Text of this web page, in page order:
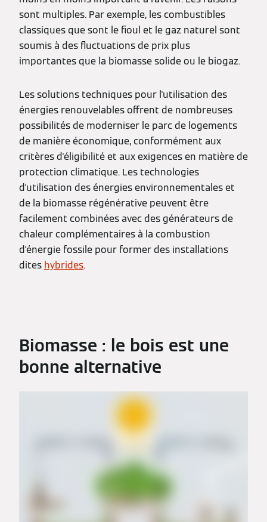
sont multiples. Par exemple, les combustibles
classiques que sont le fioul et le gaz naturel sont
soumis à des fluctuations de prix plus
importantes que la biomasse solide ou le biogaz.
Les solutions techniques pour l'utilisation des
énergies renouvelables offrent de nombreuses
possibilités de moderniser le parc de logements
de manière économique, conformément aux
critères d'éligibilité et aux exigences en matière de
protection climatique. Les technologies
d'utilisation des énergies environnementales et
de la biomasse régénérative peuvent être
facilement combinées avec des générateurs de
chaleur complémentaires à la combustion
d'énergie fossile pour former des installations
dites hybrides.
Biomasse : le bois est une
bonne alternative